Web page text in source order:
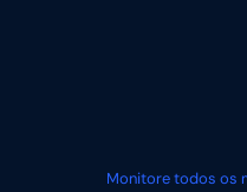
Monitore todos os